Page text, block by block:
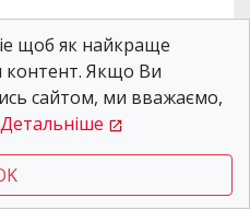
але важливих порад
значно знизити ризик
злодіїв та
що власна
є найкращим
щоб як найкраще
контент. Якщо Ви
сайтом, ми вважаємо,
Детальніше